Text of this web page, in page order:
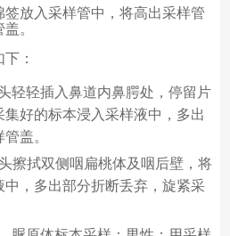
放入采样管中，将高出采样管
。
：
轻轻插入鼻道内鼻腭处，停留片
好的标本浸入采样液中，多出
盖。
擦拭双侧咽扁桃体及咽后壁，将
，多出部分折断丢弃，旋紧采